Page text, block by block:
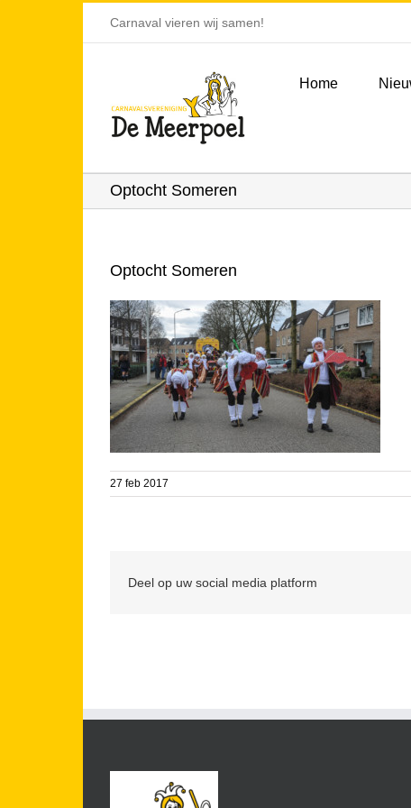
Carnaval vieren wij samen!
Home
Optocht Someren
Optocht Someren
27 feb 2017
Deel op uw social media platform